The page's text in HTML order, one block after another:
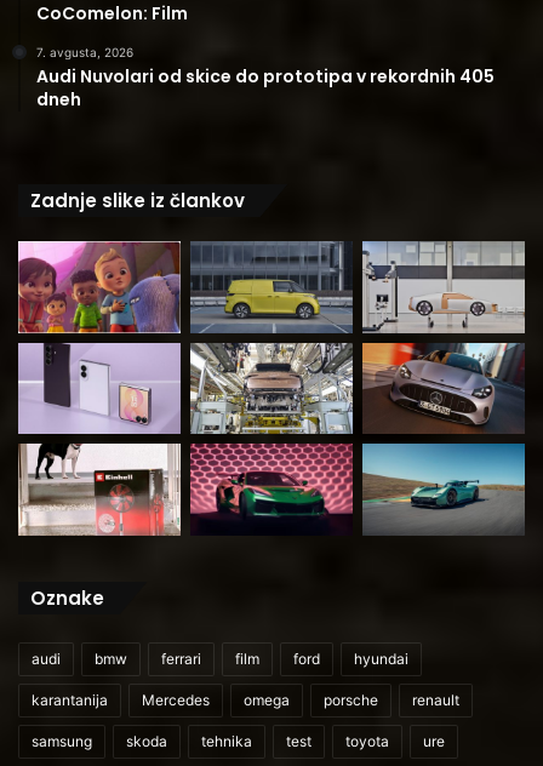
CoComelon: Film
7. avgusta, 2026
Audi Nuvolari od skice do prototipa v rekordnih 405
dneh
Zadnje slike iz člankov
Oznake
audi bmw ferrari film ford hyundai
karantanija Mercedes omega porsche renault
samsung skoda tehnika test toyota ure